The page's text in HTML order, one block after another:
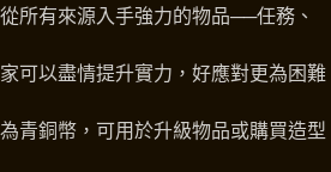
所有來源入手強力的物品──任務、
可以盡情提升實力，好應對更為困難
青銅幣，可用於升級物品或購買造型